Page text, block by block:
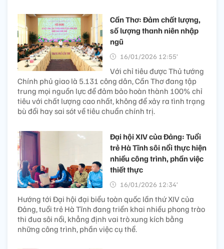
Cần Thơ: Đảm chất lượng,
số lượng thanh niên nhập
ngũ
16/01/2026 12:55’
Với chỉ tiêu được Thủ tướng
Chính phủ giao là 5.131 công dân, Cần Thơ đang tập
trung mọi nguồn lực để đảm bảo hoàn thành 100% chỉ
tiêu với chất lượng cao nhất, không để xảy ra tình trạng
bù đổi hay sai sót về tiêu chuẩn chính trị.
Đại hội XIV của Đảng: Tuổi
trẻ Hà Tĩnh sôi nổi thực hiện
nhiều công trình, phần việc
thiết thực
16/01/2026 12:34’
Hướng tới Đại hội đại biểu toàn quốc lần thứ XIV của
Đảng, tuổi trẻ Hà Tĩnh đang triển khai nhiều phong trào
thi đua sôi nổi, khẳng định vai trò xung kích bằng
những công trình, phần việc cụ thể.